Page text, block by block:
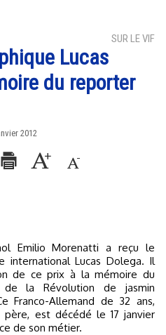
SUR LE VIF
Lucas
du reporter
2012
international Lucas Dolega. Il
de ce prix à la mémoire du
de la Révolution de jasmin
Franco-Allemand de 32 ans,
père, est décédé le 17 janvier
de son métier.